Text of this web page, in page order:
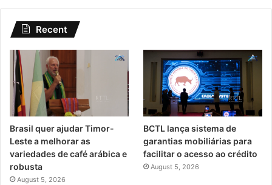
Recent
Brasil quer ajudar Timor-
Leste a melhorar as
variedades de café arábica e
robusta
August 5, 2026
BCTL lança sistema de
garantias mobiliárias para
facilitar o acesso ao crédito
August 5, 2026